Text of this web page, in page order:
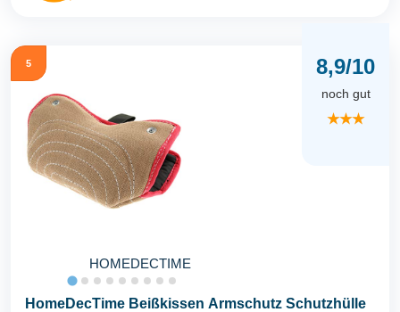
5
HOMEDECTIME
8,9/10
noch gut
★★★
HomeDecTime Beißkissen Armschutz Schutzhülle